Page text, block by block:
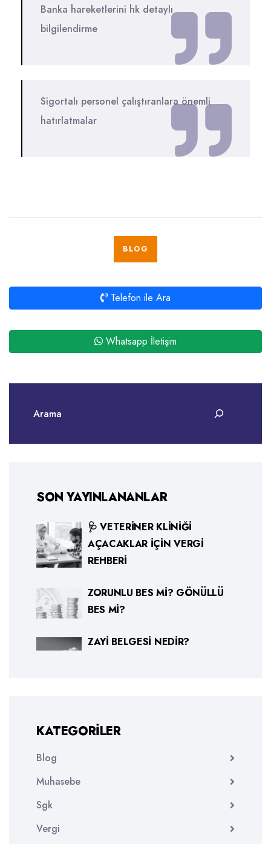
Banka hareketlerini hk detaylı
bilgilendirme
Sigortalı personel çalıştıranlara önemli
hatırlatmalar
BLOG
Telefon ile Ara
Whatsapp İletişim
SON YAYINLANANLAR
🩺 VETERINER KLINIĞI
AÇACAKLAR İÇIN VERGI
REHBERI
ZORUNLU BES MI? GÖNÜLLÜ
BES MI?
ZAYI BELGESI NEDIR?
KATEGORILER
Blog
Muhasebe
Sgk
Vergi